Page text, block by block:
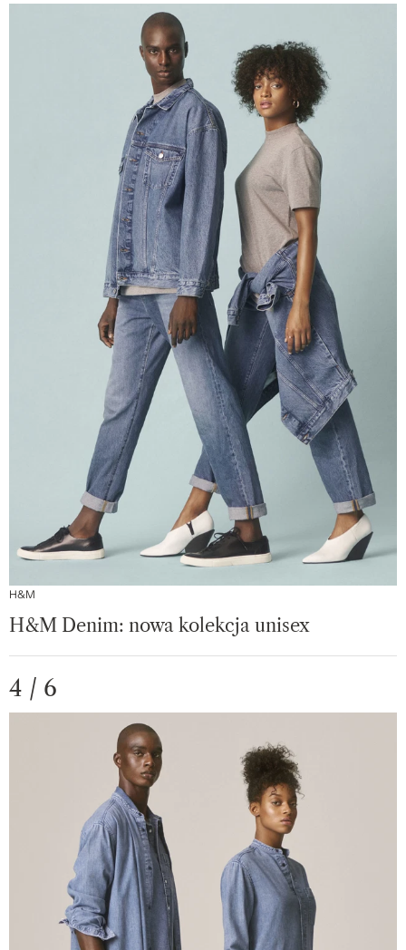
H&M
H&M Denim: nowa kolekcja unisex
4 / 6